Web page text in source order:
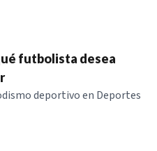
futbolista desea
deportivo en Deportes